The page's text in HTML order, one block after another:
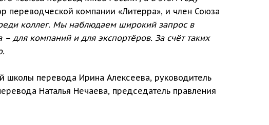
переводческой компании «Литерра», и член Союза
коллег. Мы наблюдаем широкий запрос в
для компаний и для экспортёров. За счёт таких
школы перевода Ирина Алексеева, руководитель
Наталья Нечаева, председатель правления